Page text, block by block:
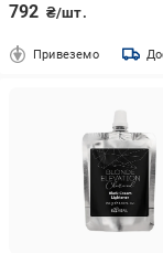
792 ₴/шт.
Привеземо